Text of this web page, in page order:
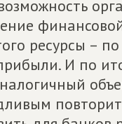
ресурсы –
И по